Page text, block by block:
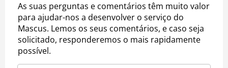
As suas perguntas e comentários têm muito valor
para ajudar-nos a desenvolver o serviço do
Mascus. Lemos os seus comentários, e caso seja
solicitado, responderemos o mais rapidamente
possível.